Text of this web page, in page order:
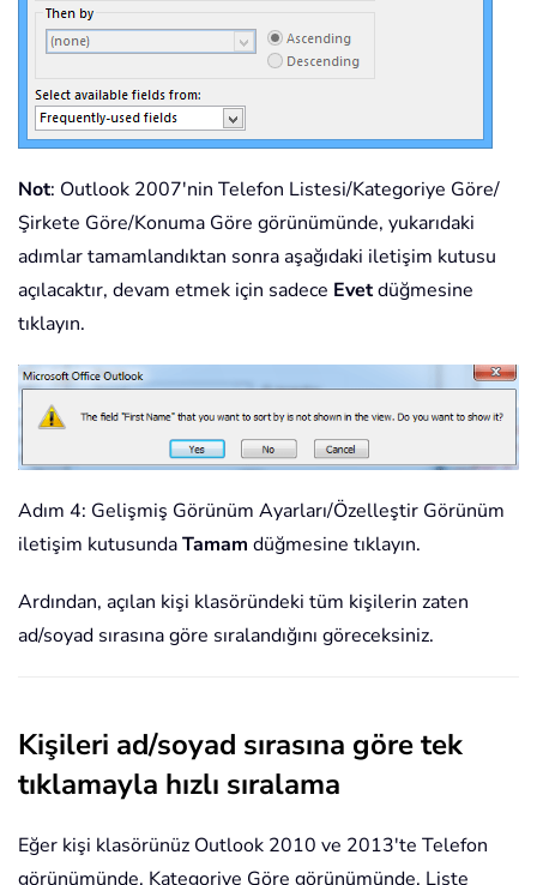
Not: Outlook 2007'nin Telefon Listesi/Kategoriye Göre/
Şirkete Göre/Konuma Göre görünümünde, yukarıdaki
adımlar tamamlandıktan sonra aşağıdaki iletişim kutusu
açılacaktır, devam etmek için sadece Evetdüğmesine
tıklayın.
Adım 4: Gelişmiş Görünüm Ayarları/Özelleştir Görünüm
iletişim kutusundaTamam düğmesine tıklayın.
Ardından, açılan kişi klasöründeki tüm kişilerin zaten
ad/soyad sırasına göre sıralandığını göreceksiniz.
Kişileri ad/soyad sırasına göre tek
tıklamayla hızlı sıralama
Eğer kişi klasörünüz Outlook 2010 ve 2013'te Telefon
görünümünde, Kategoriye Göre görünümünde, Liste